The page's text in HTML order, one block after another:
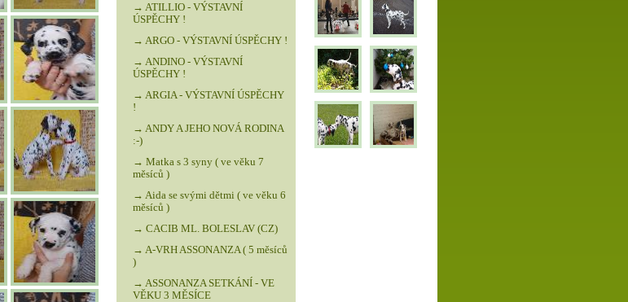
→ ATILLIO - VÝSTAVNÍ
ÚSPĚCHY !
→ ARGO - VÝSTAVNÍ ÚSPĚCHY !
→ ANDINO - VÝSTAVNÍ
ÚSPĚCHY !
→ ARGIA - VÝSTAVNÍ ÚSPĚCHY
!
→ ANDY A JEHO NOVÁ RODINA
:-)
→ Matka s 3 syny ( ve věku 7
měsíců )
→ Aida se svými dětmi ( ve věku 6
měsíců )
→ CACIB ML. BOLESLAV (CZ)
→ A-VRH ASSONANZA ( 5 měsíců
)
→ ASSONANZA SETKÁNÍ - VE
VĚKU 3 MĚSÍCE